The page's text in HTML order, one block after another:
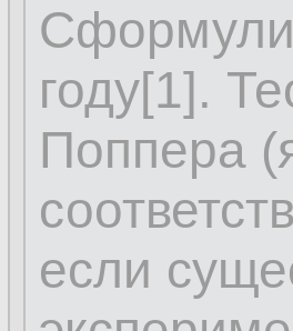
году[1].
Поппера
если